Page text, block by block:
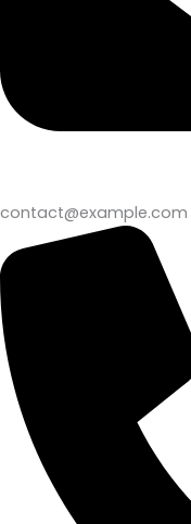
contact@example.com